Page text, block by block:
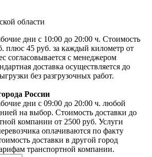
области
дни с 10:00 до 20:00 ч. Стоимость
плюс 45 руб. за каждый километр от
с менеджером
доставка осуществляется до
без разгрузочных работ.
России
дни с 09:00 до 20:00 ч. любой
на выбор. Стоимость доставки до
компании от 2500 руб. Услуги
оплачиваются по факту
доставки в другой город
транспортной компании.